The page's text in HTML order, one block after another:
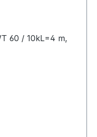
60 / 10kL=4 m,